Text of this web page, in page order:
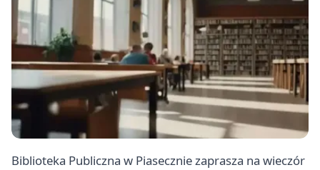
Biblioteka Publiczna w Piasecznie zaprasza na wieczór